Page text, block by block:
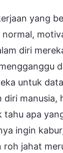
yang
diri
untuk
apa
ingin
jahat